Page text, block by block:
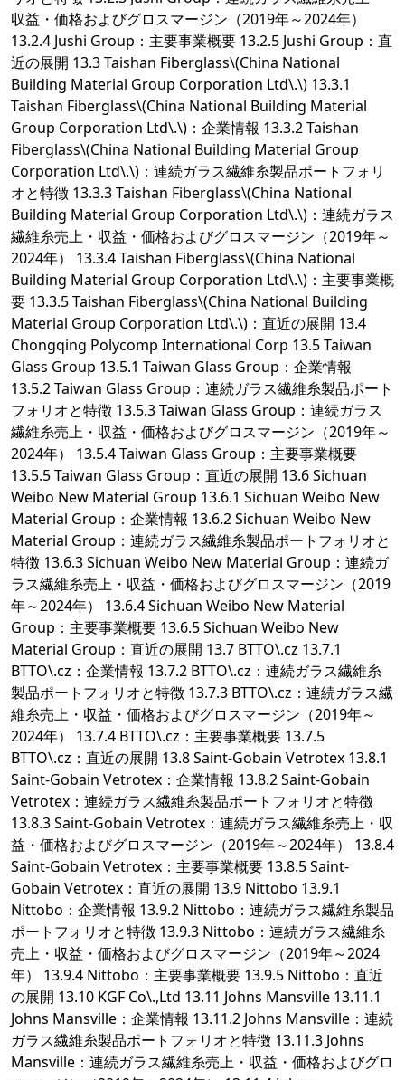
収益・価格およびグロスマージン（2019年～2024年）
13.2.4 Jushi Group：主要事業概要 13.2.5 Jushi Group：直
近の展開 13.3 Taishan Fiberglass\(China National
Building Material Group Corporation Ltd\.\) 13.3.1
Taishan Fiberglass\(China National Building Material
Group Corporation Ltd\.\)：企業情報 13.3.2 Taishan
Fiberglass\(China National Building Material Group
Corporation Ltd\.\)：連続ガラス繊維糸製品ポートフォリ
オと特徴 13.3.3 Taishan Fiberglass\(China National
Building Material Group Corporation Ltd\.\)：連続ガラス
繊維糸売上・収益・価格およびグロスマージン（2019年～
2024年） 13.3.4 Taishan Fiberglass\(China National
Building Material Group Corporation Ltd\.\)：主要事業概
要 13.3.5 Taishan Fiberglass\(China National Building
Material Group Corporation Ltd\.\)：直近の展開 13.4
Chongqing Polycomp International Corp 13.5 Taiwan
Glass Group 13.5.1 Taiwan Glass Group：企業情報
13.5.2 Taiwan Glass Group：連続ガラス繊維糸製品ポート
フォリオと特徴 13.5.3 Taiwan Glass Group：連続ガラス
繊維糸売上・収益・価格およびグロスマージン（2019年～
2024年） 13.5.4 Taiwan Glass Group：主要事業概要
13.5.5 Taiwan Glass Group：直近の展開 13.6 Sichuan
Weibo New Material Group 13.6.1 Sichuan Weibo New
Material Group：企業情報 13.6.2 Sichuan Weibo New
Material Group：連続ガラス繊維糸製品ポートフォリオと
特徴 13.6.3 Sichuan Weibo New Material Group：連続ガ
ラス繊維糸売上・収益・価格およびグロスマージン（2019
年～2024年） 13.6.4 Sichuan Weibo New Material
Group：主要事業概要 13.6.5 Sichuan Weibo New
Material Group：直近の展開 13.7 BTTO\.cz 13.7.1
BTTO\.cz：企業情報 13.7.2 BTTO\.cz：連続ガラス繊維糸
製品ポートフォリオと特徴 13.7.3 BTTO\.cz：連続ガラス繊
維糸売上・収益・価格およびグロスマージン（2019年～
2024年） 13.7.4 BTTO\.cz：主要事業概要 13.7.5
BTTO\.cz：直近の展開 13.8 Saint-Gobain Vetrotex 13.8.1
Saint-Gobain Vetrotex：企業情報 13.8.2 Saint-Gobain
Vetrotex：連続ガラス繊維糸製品ポートフォリオと特徴
13.8.3 Saint-Gobain Vetrotex：連続ガラス繊維糸売上・収
益・価格およびグロスマージン（2019年～2024年） 13.8.4
Saint-Gobain Vetrotex：主要事業概要 13.8.5 Saint-
Gobain Vetrotex：直近の展開 13.9 Nittobo 13.9.1
Nittobo：企業情報 13.9.2 Nittobo：連続ガラス繊維糸製品
ポートフォリオと特徴 13.9.3 Nittobo：連続ガラス繊維糸
売上・収益・価格およびグロスマージン（2019年～2024
年） 13.9.4 Nittobo：主要事業概要 13.9.5 Nittobo：直近
の展開 13.10 KGF Co\.,Ltd 13.11 Johns Mansville 13.11.1
Johns Mansville：企業情報 13.11.2 Johns Mansville：連続
ガラス繊維糸製品ポートフォリオと特徴 13.11.3 Johns
Mansville：連続ガラス繊維糸売上・収益・価格およびグロ